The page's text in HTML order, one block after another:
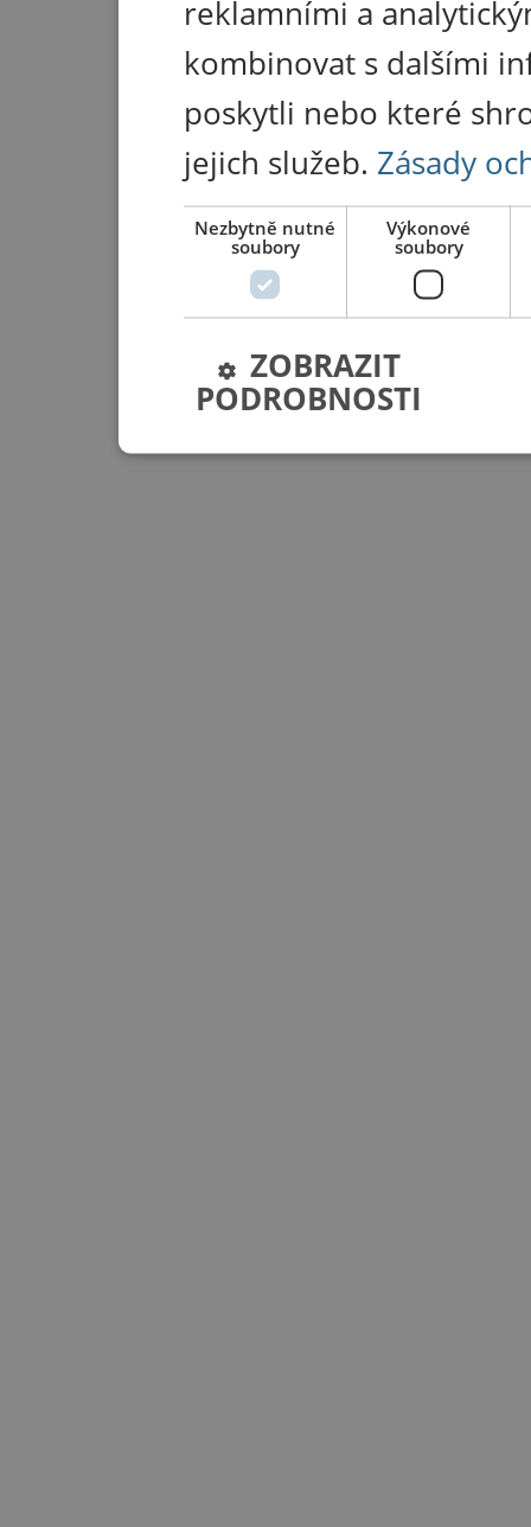
reklamními a
kombinovat s dalšími
poskytli nebo které
jejich služeb. Zásady
Nezbytně nutné
soubory
Výkonové
soubory
ZOBRAZIT
PODROBNOSTI